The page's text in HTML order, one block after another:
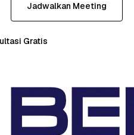
Jadwalkan Meeting
Gratis